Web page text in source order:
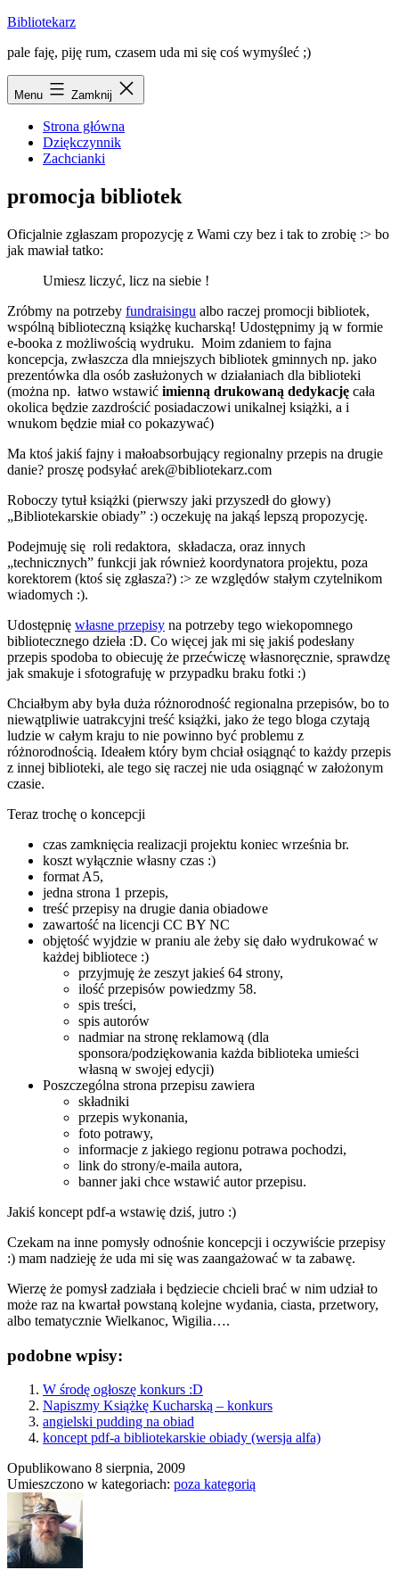
Przejdź
treści
Bibliotekarz
pale faję, piję rum, czasem uda mi się coś wymyśleć ;)
Menu Zamknij
Strona główna
Dziękczynnik
Zachcianki
promocja bibliotek
Oficjalnie zgłaszam propozycję z Wami czy bez i tak to zrobię :> bo
jak mawiał tatko:
Umiesz liczyć, licz na siebie !
Zróbmy na potrzeby fundraisingu albo raczej promocji bibliotek,
wspólną biblioteczną książkę kucharską! Udostępnimy ją w formie
e-booka z możliwością wydruku. Moim zdaniem to fajna
koncepcja, zwłaszcza dla mniejszych bibliotek gminnych np. jako
prezentówka dla osób zasłużonych w działaniach dla biblioteki
(można np. łatwo wstawić imienną drukowaną dedykację cała
okolica będzie zazdrościć posiadaczowi unikalnej książki, a i
wnukom będzie miał co pokazywać)
Ma ktoś jakiś fajny i małoabsorbujący regionalny przepis na drugie
danie? proszę podsyłać arek@bibliotekarz.com
Roboczy tytuł książki (pierwszy jaki przyszedł do głowy)
„Bibliotekarskie obiady” :) oczekuję na jakąś lepszą propozycję.
Podejmuję się roli redaktora, składacza, oraz innych
„technicznych” funkcji jak również koordynatora projektu, poza
korektorem (ktoś się zgłasza?) :> ze względów stałym czytelnikom
wiadomych :).
Udostępnię własne przepisy na potrzeby tego wiekopomnego
bibliotecznego dzieła :D. Co więcej jak mi się jakiś podesłany
przepis spodoba to obiecuję że przećwiczę własnoręcznie, sprawdzę
jak smakuje i sfotografuję w przypadku braku fotki :)
Chciałbym aby była duża różnorodność regionalna przepisów, bo to
niewątpliwie uatrakcyjni treść książki, jako że tego bloga czytają
ludzie w całym kraju to nie powinno być problemu z
różnorodnością. Ideałem który bym chciał osiągnąć to każdy przepis
z innej biblioteki, ale tego się raczej nie uda osiągnąć w założonym
czasie.
Teraz trochę o koncepcji
czas zamknięcia realizacji projektu koniec września br.
koszt wyłącznie własny czas :)
format A5,
jedna strona 1 przepis,
treść przepisy na drugie dania obiadowe
zawartość na licencji CC BY NC
objętość wyjdzie w praniu ale żeby się dało wydrukować w
każdej bibliotece :)
przyjmuję że zeszyt jakieś 64 strony,
ilość przepisów powiedzmy 58.
spis treści,
spis autorów
nadmiar na stronę reklamową (dla
sponsora/podziękowania każda biblioteka umieści
własną w swojej edycji)
Poszczególna strona przepisu zawiera
składniki
przepis wykonania,
foto potrawy,
informacje z jakiego regionu potrawa pochodzi,
link do strony/e-maila autora,
banner jaki chce wstawić autor przepisu.
Jakiś koncept pdf-a wstawię dziś, jutro :)
Czekam na inne pomysły odnośnie koncepcji i oczywiście przepisy
:) mam nadzieję że uda mi się was zaangażować w ta zabawę.
Wierzę że pomysł zadziała i będziecie chcieli brać w nim udział to
może raz na kwartał powstaną kolejne wydania, ciasta, przetwory,
albo tematycznie Wielkanoc, Wigilia….
podobne wpisy:
W środę ogłoszę konkurs :D
Napiszmy Książkę Kucharską – konkurs
angielski pudding na obiad
koncept pdf-a bibliotekarskie obiady (wersja alfa)
Opublikowano 8 sierpnia, 2009
Umieszczono w kategoriach: poza kategorią